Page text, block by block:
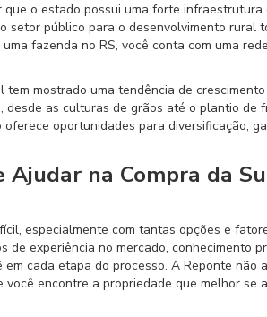
o estado possui uma forte infraestrutura
setor público para o desenvolvimento rural
fazenda no RS, você conta com uma
mostrado uma tendência de
as culturas de grãos até o plantio de
oportunidades para diversificação,
na Compra da
especialmente com tantas opções e
de experiência no mercado, conhecimento
cada etapa do processo. A Reponte não
encontre a propriedade que melhor se